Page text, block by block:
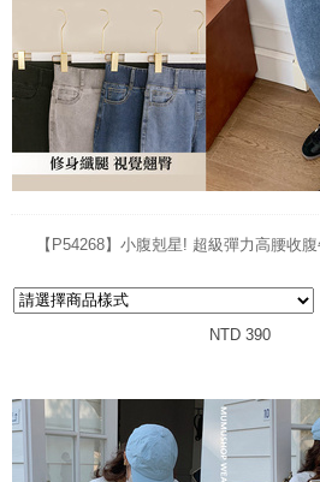
【P54268】小腹剋星! 超級彈力高腰收
NTD 390